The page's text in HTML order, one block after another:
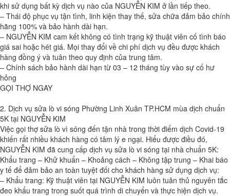
khi sử dụng bất kỳ dịch vụ nào của NGUYỄN KIM ở lần tiếp theo.
– Thái độ phục vụ tận tình, linh kiện thay thế, sửa chữa đảm bảo chính
hãng 100% và bảo hành dài hạn.
– NGUYỄN KIM cam kết không có tình trạng kỹ thuật viên cố tình báo
giá sai hoặc hét giá. Mọi thay đổi về chi phí dịch vụ đều được khách
hàng đồng ý và tuân theo quy định của trung tâm.
– Chính sách bảo hành dài hạn từ 03 – 12 tháng tùy vào sự cố hư
hỏng
GỌI THỢ NGAY
2. Dịch vụ sửa lò vi sóng Phường Linh Xuân TP.HCM mùa dịch chuẩn
5K tại NGUYỄN KIM
Việc gọi thợ sửa lò vì sóng đến tận nhà trong thời điểm dịch Covid-19
khiến rất nhiều khách hàng có tâm lý e ngại. Hiểu được điều đó,
NGUYỄN KIM đã cung cấp dịch vụ sửa lò vi sóng tại nhà chuẩn 5K:
Khẩu trang – Khử khuẩn – Khoảng cách – Không tập trung – Khai báo
y tế để đảm bảo an toàn tuyệt đối cho khách hàng sử dụng dịch vụ:
– Khẩu trang: Kỹ thuật viên tại NGUYỄN KIM luôn tuân thủ nguyên tắc
đeo khẩu trang trong suốt quá trình di chuyển và thực hiện dịch vụ.